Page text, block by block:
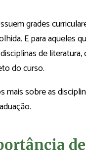
grades
E para aqueles
de
do curso.
mais sobre as